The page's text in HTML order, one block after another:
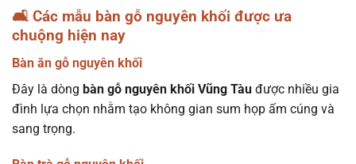
🛋 Các mẫu bàn gỗ nguyên khối được ưa
chuộng hiện nay
Bàn ăn gỗ nguyên khối
Đây là dòng bàn gỗ nguyên khối Vũng Tàu được nhiều gia
đình lựa chọn nhằm tạo không gian sum họp ấm cúng và
sang trọng.